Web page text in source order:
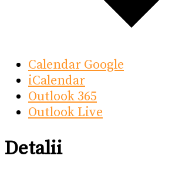
Calendar Google
iCalendar
Outlook 365
Outlook Live
Detalii